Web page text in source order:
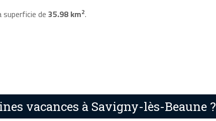
de 35.98 km2.
vacances à Savigny-lès-Beaune ?